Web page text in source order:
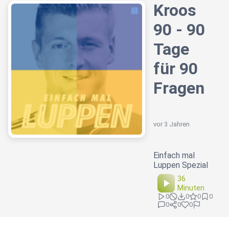
Kroos
90 - 90
Tage
für 90
Fragen
vor 3 Jahren
Einfach mal
Luppen Spezial
36
Minuten
0 0 0
0
0
0 0